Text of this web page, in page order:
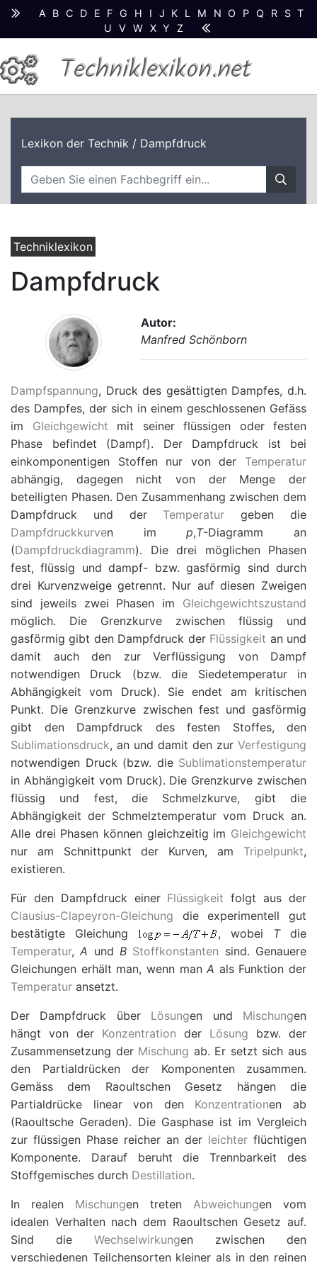
A B C D E F G H I J K L M N O P Q R S T
U
V W X Y Z
Techniklexikon.net
Lexikon der Technik / Dampfdruck
Techniklexikon
Dampfdruck
Autor:
Manfred Schönborn
Dampfspannung, Druck des gesättigten Dampfes, d.h.
des Dampfes, der sich in einem geschlossenen Gefäss
im Gleichgewicht mit seiner flüssigen oder festen
Phase befindet (Dampf). Der Dampfdruck ist bei
einkomponentigen Stoffen nur von der Temperatur
abhängig, dagegen nicht von der Menge der
beteiligten Phasen. Den Zusammenhang zwischen dem
Dampfdruck und der Temperatur geben die
Dampfdruckkurven imp,T-Diagramm an
(Dampfdruckdiagramm). Die drei möglichen Phasen
fest, flüssig und dampf- bzw. gasförmig sind durch
drei Kurvenzweige getrennt. Nur auf diesen Zweigen
sind jeweils zwei Phasen im Gleichgewichtszustand
möglich. Die Grenzkurve zwischen flüssig und
gasförmig gibt den Dampfdruck der Flüssigkeit an und
damit auch den zur Verflüssigung von Dampf
notwendigen Druck (bzw. die Siedetemperatur in
Abhängigkeit vom Druck). Sie endet am kritischen
Punkt. Die Grenzkurve zwischen fest und gasförmig
gibt den Dampfdruck des festen Stoffes, den
Sublimationsdruck, an und damit den zur Verfestigung
notwendigen Druck (bzw. die Sublimationstemperatur
in Abhängigkeit vom Druck). Die Grenzkurve zwischen
flüssig und fest, die Schmelzkurve, gibt die
Abhängigkeit der Schmelztemperatur vom Druck an.
Alle drei Phasen können gleichzeitig im Gleichgewicht
nur am Schnittpunkt der Kurven, am Tripelpunkt,
existieren.
Für den Dampfdruck einer Flüssigkeit folgt aus der
Clausius-Clapeyron-Gleichung die experimentell gut
bestätigte Gleichung
, wobei Tdie
Temperatur,A undB Stoffkonstanten sind. Genauere
Gleichungen erhält man, wenn manA als Funktion der
Temperatur ansetzt.
Der Dampfdruck über Lösungen und Mischungen
hängt von der Konzentration der Lösung bzw. der
Zusammensetzung der Mischung ab. Er setzt sich aus
den Partialdrücken der Komponenten zusammen.
Gemäss dem Raoultschen Gesetz hängen die
Partialdrücke linear von den Konzentrationen ab
(Raoultsche Geraden). Die Gasphase ist im Vergleich
zur flüssigen Phase reicher an der leichter flüchtigen
Komponente. Darauf beruht die Trennbarkeit des
Stoffgemisches durch Destillation.
In realen Mischungen treten Abweichungen vom
idealen Verhalten nach dem Raoultschen Gesetz auf.
Sind die Wechselwirkungen zwischen den
verschiedenen Teilchensorten kleiner als in den reinen